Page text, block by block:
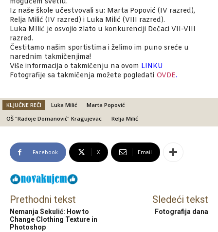
Iz naše škole učestvovali su: Marta Popović (IV razred),
Relja Milić (IV razred) i Luka Milić (VIII razred).
Luka MIlić je osvojio zlato u konkurenciji Dečaci VII-VIII
razred.
Čestitamo našim sportistima i želimo im puno sreće u
narednim takmičenjima!
Više informacija o takmičenju na ovom LINKU
Fotografije sa takmičenja možete pogledati OVDE.
KLJUČNE REČI Luka Milić
Marta Popović
OŠ "Radoje Domanović" Kragujevac
Relja Milić
Facebook X Email
Prethodni tekst
Nemanja Sekulić: How to
Change Clothing Texture in
Photoshop
Sledeći tekst
Fotografija dana